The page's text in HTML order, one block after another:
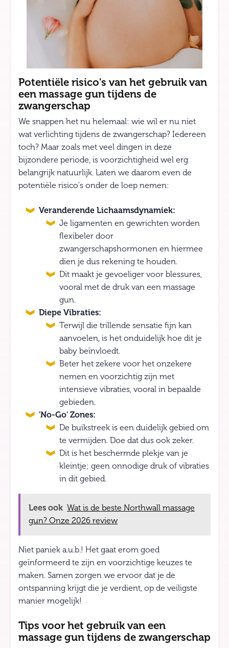
Potentiële risico's van het gebruik van
een massage gun tijdens de
zwangerschap
We snappen het nu helemaal: wie wil er nu niet
wat verlichting tijdens de zwangerschap? Iedereen
toch? Maar zoals met veel dingen in deze
bijzondere periode, is voorzichtigheid wel erg
belangrijk natuurlijk. Laten we daarom even de
potentiële risico's onder de loep nemen:
Veranderende Lichaamsdynamiek:
Je ligamenten en gewrichten worden
flexibeler door
zwangerschapshormonen en hiermee
dien je dus rekening te houden.
Dit maakt je gevoeliger voor blessures,
vooral met de druk van een massage
gun.
Diepe Vibraties:
Terwijl die trillende sensatie fijn kan
aanvoelen, is het onduidelijk hoe dit je
baby beïnvloedt.
Beter het zekere voor het onzekere
nemen en voorzichtig zijn met
intensieve vibraties, vooral in bepaalde
gebieden.
'No-Go' Zones:
De buikstreek is een duidelijk gebied om
te vermijden. Doe dat dus ook zeker.
Dit is het beschermde plekje van je
kleintje; geen onnodige druk of vibraties
in dit gebied.
Lees ook Wat is de beste Northwall massage
gun? Onze 2026 review
Niet paniek a.u.b.! Het gaat erom goed
geïnformeerd te zijn en voorzichtige keuzes te
maken. Samen zorgen we ervoor dat je de
ontspanning krijgt die je verdient, op de veiligste
manier mogelijk!
Tips voor het gebruik van een
massage gun tijdens de zwangerschap